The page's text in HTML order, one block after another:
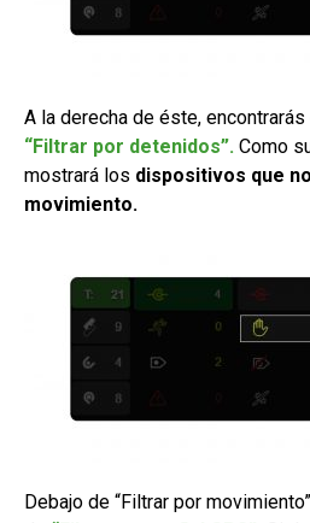
A la derecha de éste,
“Filtrar por detenidos”. Como
mostrará los dispositivos que
movimiento.
Debajo de “Filtrar por